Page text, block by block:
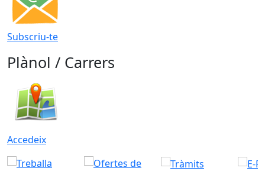
Subscriu-te
Plànol / Carrers
Accedeix